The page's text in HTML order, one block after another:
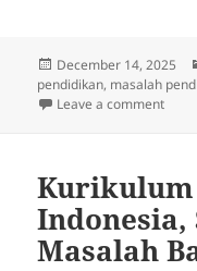
Posted
on
December 14, 2025
pendidikan, masalah
Leave a commenton
Indonesia,
Masalah